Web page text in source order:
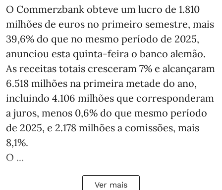
O Commerzbank obteve um lucro de 1.810
milhões de euros no primeiro semestre, mais
39,6% do que no mesmo período de 2025,
anunciou esta quinta-feira o banco alemão.
As receitas totais cresceram 7% e alcançaram
6.518 milhões na primeira metade do ano,
incluindo 4.106 milhões que corresponderam
a juros, menos 0,6% do que mesmo período
de 2025, e 2.178 milhões a comissões, mais
8,1%.
O ...
Ver mais